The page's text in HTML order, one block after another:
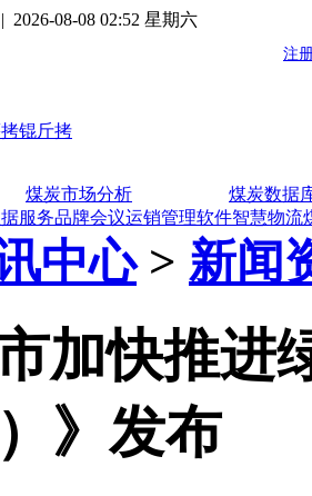
| 2026-08-08 02:52 星期六
煤炭市场分析
煤炭数据
服务品牌会议运销管理软件智慧物流
中心> 新闻
市加快推
》发布